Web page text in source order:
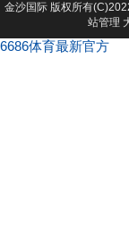
金沙国际 版权所有
站管理
6686体育最新官方